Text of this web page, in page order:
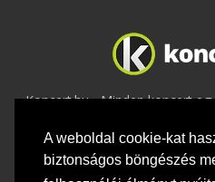
A weboldal cookie-kat
biztonságos böngészés
Koncert.hu - Minden koncert
2020 Adatvédelem-
feltételek-Webmaster-